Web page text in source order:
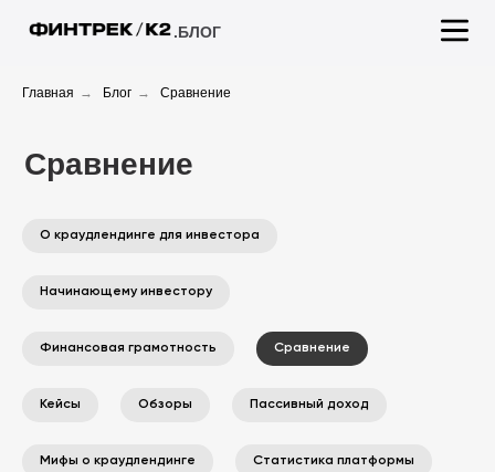
.БЛОГ
Главная → Блог → Сравнение
Сравнение
О краудлендинге для инвестора
Начинающему инвестору
Финансовая грамотность Сравнение
Кейсы Обзоры Пассивный доход
Мифы о краудлендинге Статистика платформы